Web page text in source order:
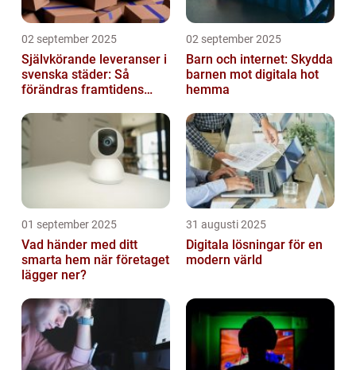
02 september 2025
Självkörande leveranser i
svenska städer: Så
förändras framtidens
02 september 2025
Barn och internet: Skydda
barnen mot digitala hot
hemma
01 september 2025
Vad händer med ditt
smarta hem när företaget
lägger ner?
31 augusti 2025
Digitala lösningar för en
modern värld